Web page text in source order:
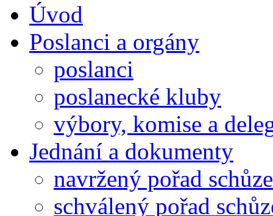
Úvod
Poslanci a orgány
poslanci
poslanecké kluby
výbory, komise a
Jednání a dokumenty
navržený pořad schůze
schválený pořad